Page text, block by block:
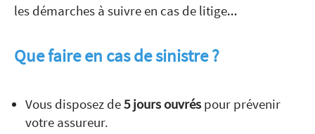
les démarches à suivre en cas de litige…
Que faire en cas de sinistre ?
Vous disposez de5 jours ouvrés pour prévenir
votre assureur.